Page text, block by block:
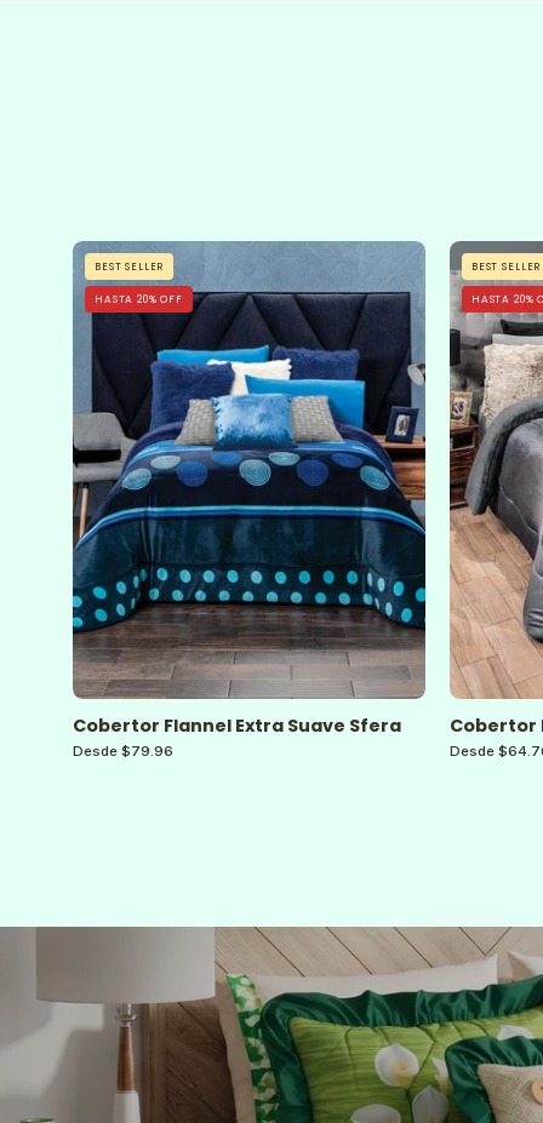
Cobertor
Flannel
Con
Borrega
Sfera
BEST SELLER
HASTA 20% OFF
Cobertor Flannel Extra Suave Sfera
Desde $79.96
BEST SELLER
HASTA 20%
Cobertor
Desde